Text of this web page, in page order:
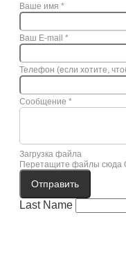
Ваше имя *
Ваш E-mail *
Телефон (если хотите,
Сообщение *
Загрузка файла
Перетащите файлы сюда
Отправить
Last Name